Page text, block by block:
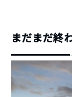
まだまだ終